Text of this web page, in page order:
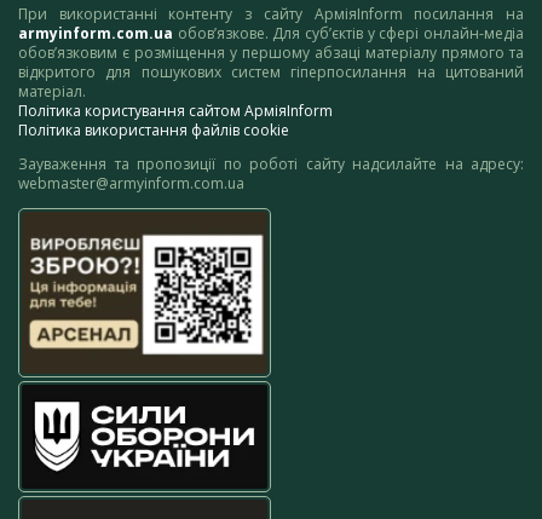
При використанні контенту з сайту АрміяInform посилання на
armyinform.com.ua обов’язкове. Для суб’єктів у сфері онлайн-медіа
обов’язковим є розміщення у першому абзаці матеріалу прямого та
відкритого для пошукових систем гіперпосилання на цитований
матеріал.
Політика користування сайтом АрміяInform
Політика використання файлів cookie
Зауваження та пропозиції по роботі сайту надсилайте на адресу:
webmaster@armyinform.com.ua